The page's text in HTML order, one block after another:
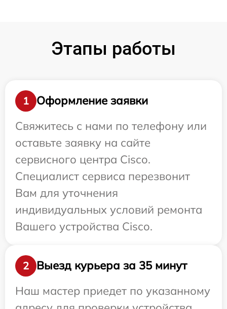
Этапы работы
1
Оформление заявки
Свяжитесь с нами по телефону или
оставьте заявку на сайте
сервисного центра Cisco.
Специалист сервиса перезвонит
Вам для уточнения
индивидуальных условий ремонта
Вашего устройства Cisco.
2
Выезд курьера за 35 минут
Наш мастер приедет по указанному